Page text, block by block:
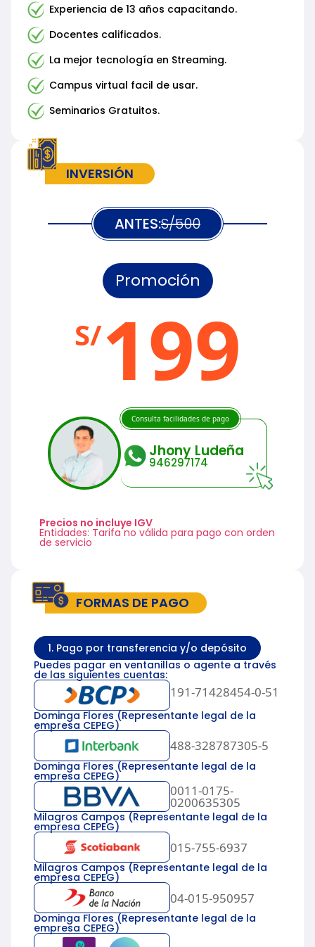
Experiencia de 13 años capacitando.
Docentes calificados.
La mejor tecnología en Streaming.
Campus virtual facil de usar.
Seminarios Gratuitos.
INVERSIÓN
ANTES:S/500
Promoción
S/199
Jhony Ludeña
946297174
Consulta facilidades de pago
Precios no incluye IGV
Entidades: Tarifa no válida para pago con orden
de servicio
FORMAS DE PAGO
1. Pago por transferencia y/o depósito
Puedes pagar en ventanillas o agente a través
de las siguientes cuentas:
191-71428454-0-51
Dominga Flores (Representante legal de la
empresa CEPEG)
488-328787305-5
Dominga Flores (Representante legal de la
empresa CEPEG)
0011-0175-
0200635305
Milagros Campos (Representante legal de la
empresa CEPEG)
015-755-6937
Milagros Campos (Representante legal de la
empresa CEPEG)
04-015-950957
Dominga Flores (Representante legal de la
empresa CEPEG)